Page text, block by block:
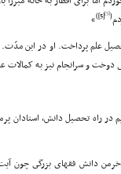
(
[5]
[5])
»
علم پرداخت. او در این
دوخت و سرانجام نیز به
در راه تحصیل دانش،
دانش فقهاى بزرگى چون